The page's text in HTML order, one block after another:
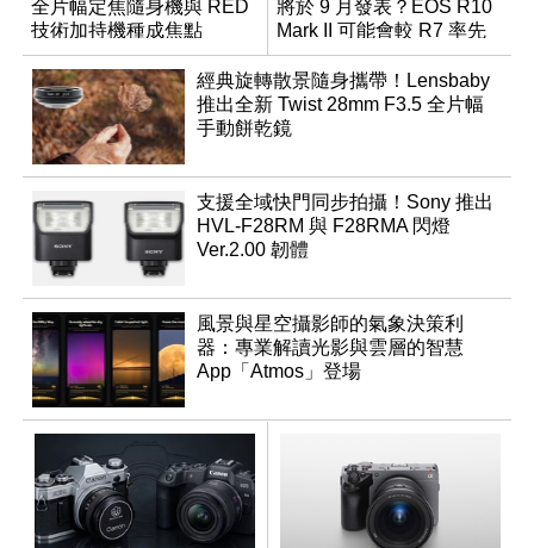
全片幅定焦隨身機與 RED
技術加持機種成焦點
將於 9 月發表？EOS R10
Mark II 可能會較 R7 率先
推出
經典旋轉散景隨身攜帶！Lensbaby
推出全新 Twist 28mm F3.5 全片幅
手動餅乾鏡
支援全域快門同步拍攝！Sony 推出
HVL-F28RM 與 F28RMA 閃燈
Ver.2.00 韌體
風景與星空攝影師的氣象決策利
器：專業解讀光影與雲層的智慧
App「Atmos」登場